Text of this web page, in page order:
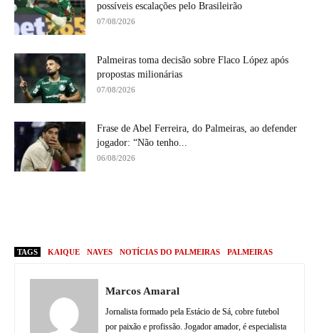
possíveis escalações pelo Brasileirão
07/08/2026
Palmeiras toma decisão sobre Flaco López após
propostas milionárias
07/08/2026
Frase de Abel Ferreira, do Palmeiras, ao defender
jogador: “Não tenho...
06/08/2026
TAGS KAIQUE NAVES NOTÍCIAS DO PALMEIRAS PALMEIRAS
Marcos Amaral
Jornalista formado pela Estácio de Sá, cobre futebol
por paixão e profissão. Jogador amador, é especialista